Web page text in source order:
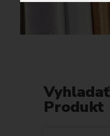
Vyhladať
Produkt